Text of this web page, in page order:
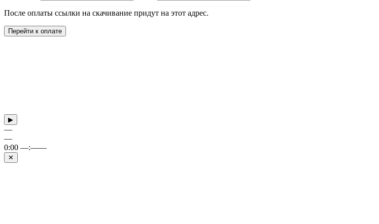
После оплаты ссылки на скачивание придут на этот адрес.
Перейти к оплате
▶
—
—
0:00 —:——
✕